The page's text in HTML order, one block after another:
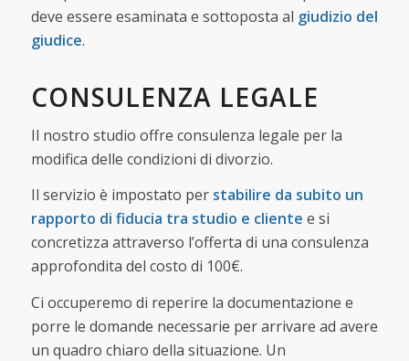
deve essere esaminata e sottoposta al giudizio del
giudice.
CONSULENZA LEGALE
Il nostro studio offre consulenza legale per la
modifica delle condizioni di divorzio.
Il servizio è impostato per stabilire da subito un
rapporto di fiducia tra studio e cliente e si
concretizza attraverso l’offerta di una consulenza
approfondita del costo di 100€.
Ci occuperemo di reperire la documentazione e
porre le domande necessarie per arrivare ad avere
un quadro chiaro della situazione. Un